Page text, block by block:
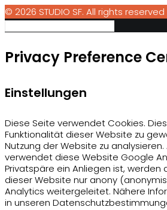
© 2026 STUDIO SF. All rights reserved
Privacy Preference
Einstellungen
Diese Seite verwendet Cookies.
Funktionalität dieser Website zu
Nutzung der Website zu
verwendet diese Website Google
Privatspäre ein Anliegen ist, werden
dieser Website nur anony
Analytics weitergeleitet. Nähere
in unseren